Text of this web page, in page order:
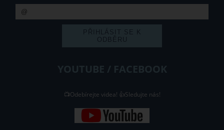
YOUTUBE / FACEBOOK
📺Odebírejte videa! 👍Sledujte nás!